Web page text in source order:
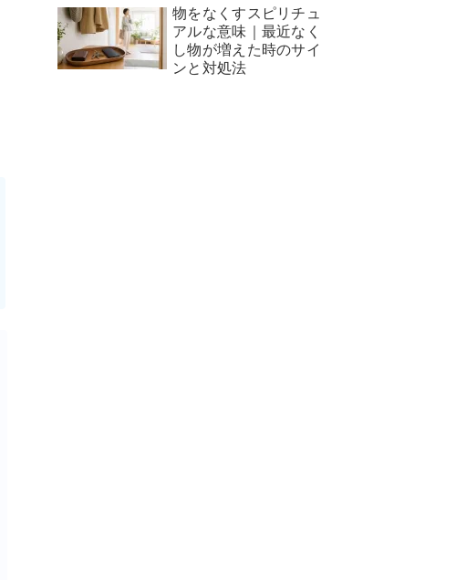
物をなくすスピリチュ
アルな意味｜最近なく
し物が増えた時のサイ
ンと対処法